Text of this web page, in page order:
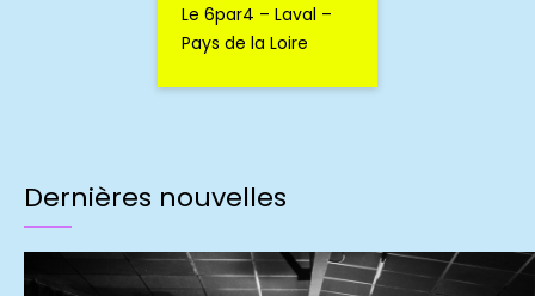
Le 6par4 – Laval –
Pays de la Loire
Dernières nouvelles